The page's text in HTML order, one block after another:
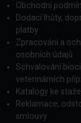
Obchodní
Dodací lhůty,
platby
Zpracování a
osobních údajů
Schvalování
veterinárních
Katalogy ke
Reklamace,
smlouvy